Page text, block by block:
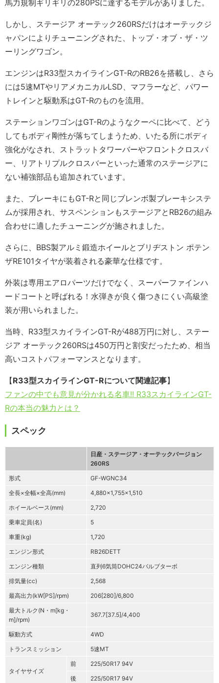
馬力規制ギリギリの280PSに達するモデルがありました。
しかし、ステージア オーテック260RSだけはオーテックジ
ャパンによりチューニングされた、トップ・オブ・ザ・ツ
ーリングワゴン。
エンジンはR33型スカイラインGT-RのRB26を搭載し、さら
には5速MTやリアメカニカルLSD、マフラーなど、パワー
トレインと駆動系はGT-Rのものを流用。
ステーションワゴンはGT-Rのようなクーペに比べて、どう
してもボディ剛性が落ちてしまうため、いたる所にボディ
強化がなされ、ストラットタワーバーやフロントクロスバ
ー、リアトリプルクロスバーといった通常のステージアに
ない補強部品も追加されています。
また、ブレーキにもGT-Rと同じブレンボ製ブレーキシステ
ムが採用され、サスペンションもステージアとRB26の組み
合わせに適したチューニングが施されました。
さらに、BBS製アルミ鍛造ホイールとブリヂストン ポテン
ザRE101タイヤが装着される豪華な仕様です。
外装は専用エアロパーツだけでなく、スーパーファインハ
ードコートと呼ばれる！水弾きが良く傷つきにくい高級塗
装が用いられました。
当時、R33型スカイラインGT-Rが488万円に対し、ステー
ジア オーテック260RSは450万円と割安だったため、相当
高いコストパフォーマンスとなります。
【R33型スカイラインGT-Rについて関連記事】
ファンの中でも意見が分かれる名車!! R33スカイラインGT-
Rの本当の魅力とは？
スペック
日産・ステージア・オーテックバージョン
260RS
形式
GF-WGNC34
全長×全幅×全高(mm)
4,880×1,755×1,510
ホイールベース(mm)
2,720
乗車定員(名)
5
車重(kg)
1,720
エンジン形式
RB26DETT
エンジン種類
直列6気筒DOHC24バルブターボ
排気量(cc)
2,568
最高出力(kW[PS]/rpm)
206[280]/6,800
最大トルク(N・m[kg・
m]/rpm)
367.7[37.5]/4,400
駆動方式
4WD
トランスミッション
5速MT
タイヤサイズ
前
225/50R17 94V
後
225/50R17 94V